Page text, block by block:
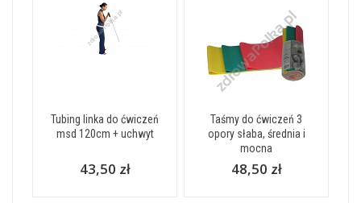
Tubing linka do ćwiczeń
msd 120cm + uchwyt
43,50 zł
Taśmy do ćwiczeń 3
opory słaba, średnia i
mocna
48,50 zł